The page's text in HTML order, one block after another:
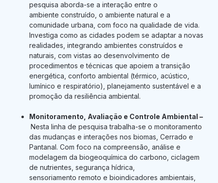
pesquisa aborda-se a interação entre o
ambiente construído, o ambiente natural e a
comunidade urbana, com foco na qualidade de vida.
Investiga como as cidades podem se adaptar a novas
realidades, integrando ambientes construídos e
naturais, com vistas ao desenvolvimento de
procedimentos e técnicas que apoiem a transição
energética, conforto ambiental (térmico, acústico,
lumínico e respiratório), planejamento sustentável e a
promoção da resiliência ambiental.
Monitoramento, Avaliação e Controle Ambiental –
Nesta linha de pesquisa trabalha-se o monitoramento
das mudanças e interações nos biomas, Cerrado e
Pantanal. Com foco na compreensão, análise e
modelagem da biogeoquímica do carbono, ciclagem
de nutrientes, segurança hídrica,
sensoriamento remoto e bioindicadores ambientais,